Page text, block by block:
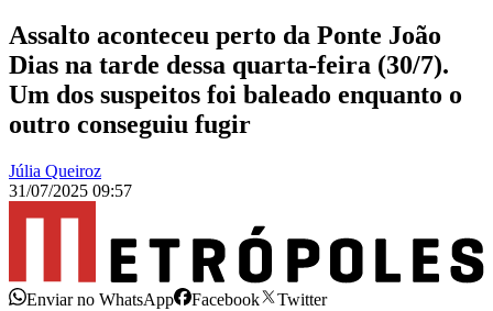
Assalto aconteceu perto da Ponte João
Dias na tarde dessa quarta-feira (30/7).
Um dos suspeitos foi baleado enquanto o
outro conseguiu fugir
Júlia Queiroz
31/07/2025 09:57
Enviar no WhatsApp Facebook
Twitter